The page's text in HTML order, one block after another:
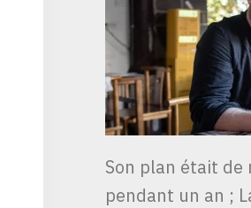
Son plan était de
pendant un an ;